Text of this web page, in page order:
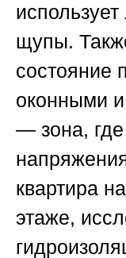
щупы.
состояние
оконными
— зона,
квартира
этаже,